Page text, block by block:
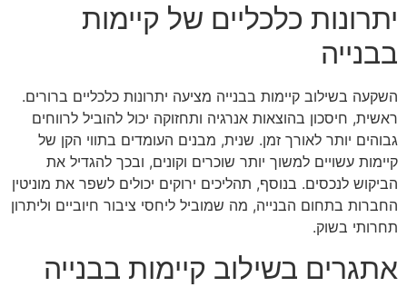
יתרונות כלכליים של קיימות
בבנייה
השקעה בשילוב קיימות בבנייה מציעה יתרונות כלכליים ברורים.
ראשית, חיסכון בהוצאות אנרגיה ותחזוקה יכול להוביל לרווחים
גבוהים יותר לאורך זמן. שנית, מבנים העומדים בתווי הקן של
קיימות עשויים למשוך יותר שוכרים וקונים, ובכך להגדיל את
הביקוש לנכסים. בנוסף, תהליכים ירוקים יכולים לשפר את מוניטין
החברות בתחום הבנייה, מה שמוביל ליחסי ציבור חיוביים וליתרון
תחרותי בשוק.
אתגרים בשילוב קיימות בבנייה